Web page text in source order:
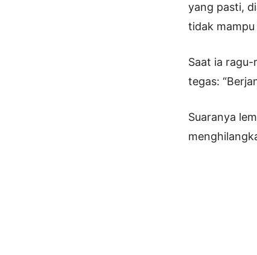
yang pasti,
tidak mampu
Saat ia
tegas:
Suaranya